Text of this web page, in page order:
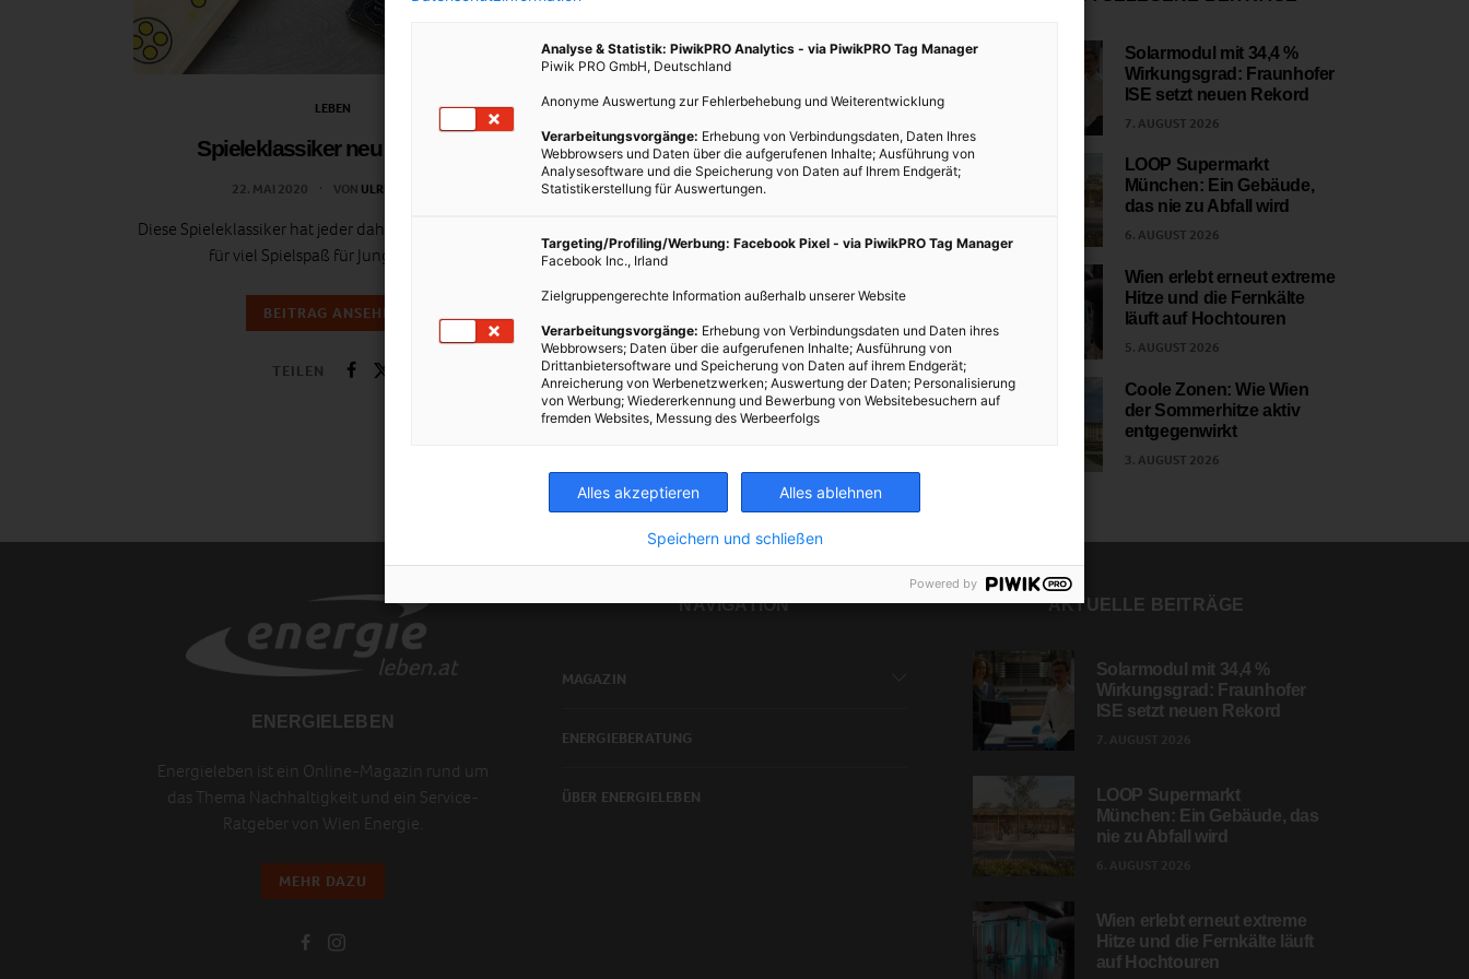
LEBEN
Spieleklassiker neu entdeckt
22. MAI 2020 VON ULRIKE GÖBL
Diese Spieleklassiker hat jeder daheim und alle sorgen
für viel Spielspaß für Jung und Alt!!
BEITRAG ANSEHEN
TEILEN
Solarmodul mit 34,4 %
Wirkungsgrad: Fraunhofer
ISE setzt neuen Rekord
7. AUGUST 2026
LOOP Supermarkt
München: Ein Gebäude,
das nie zu Abfall wird
6. AUGUST 2026
Wien erlebt erneut extreme
Hitze und die Fernkälte
läuft auf Hochtouren
5. AUGUST 2026
Coole Zonen: Wie Wien
der Sommerhitze aktiv
entgegenwirkt
3. AUGUST 2026
ENERGIELEBEN
Energieleben ist ein Online-Magazin rund um
das Thema Nachhaltigkeit und ein Service-
Ratgeber von Wien Energie.
MEHR DAZU
NAVIGATION
MAGAZIN
ENERGIEBERATUNG
ÜBER ENERGIELEBEN
AKTUELLE BEITRÄGE
Solarmodul mit 34,4 %
Wirkungsgrad: Fraunhofer
ISE setzt neuen Rekord
LOOP Supermarkt
München: Ein Gebäude, das
nie zu Abfall wird
Wien erlebt erneut extreme
Hitze und die Fernkälte läuft
auf Hochtouren
Analyse & Statistik: PiwikPRO Analytics - via PiwikPRO Tag Manager
Piwik PRO GmbH, Deutschland
Anonyme Auswertung zur Fehlerbehebung und Weiterentwicklung
Verarbeitungsvorgänge: Erhebung von Verbindungsdaten, Daten Ihres
Webbrowsers und Daten über die aufgerufenen Inhalte; Ausführung von
Analysesoftware und die Speicherung von Daten auf Ihrem Endgerät;
Statistikerstellung für Auswertungen.
Targeting/Profiling/Werbung: Facebook Pixel - via PiwikPRO Tag Manager
Facebook Inc., Irland
Zielgruppengerechte Information außerhalb unserer Website
Verarbeitungsvorgänge: Erhebung von Verbindungsdaten und Daten ihres
Webbrowsers; Daten über die aufgerufenen Inhalte; Ausführung von
Drittanbietersoftware und Speicherung von Daten auf ihrem Endgerät;
Anreicherung von Werbenetzwerken; Auswertung der Daten; Personalisierung
von Werbung; Wiedererkennung und Bewerbung von Websitebesuchern auf
fremden Websites, Messung des Werbeerfolgs
Alles akzeptieren Alles ablehnen
Speichern und schließen
Powered by